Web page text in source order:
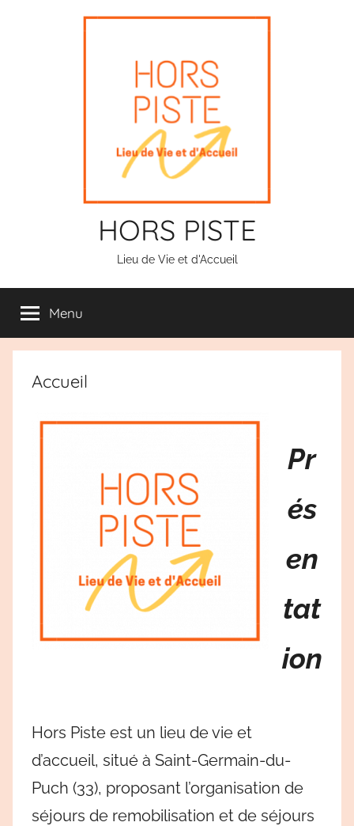
HORS PISTE
Lieu de Vie et d'Accueil
Menu
Accueil
Pr
és
en
tat
ion
Hors Piste est un lieu de vie et
d’accueil, situé à Saint-Germain-du-
Puch (33), proposant l’organisation de
séjours de remobilisation et de séjours